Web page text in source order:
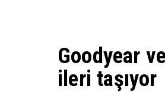
Goodyear
ileri taşıyor